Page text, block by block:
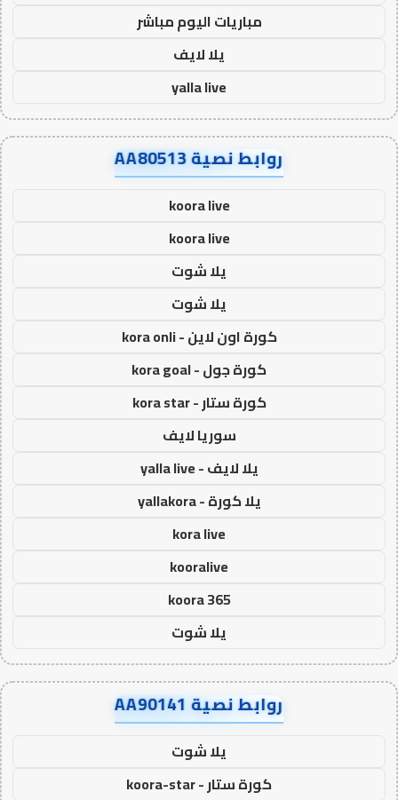
مباريات اليوم مباشر
يلا لايف
yalla live
روابط نصية AA80513
koora live
koora live
يلا شوت
يلا شوت
كورة اون لاين - kora onli
كورة جول - kora goal
كورة ستار - kora star
سوريا لايف
يلا لايف - yalla live
يلا كورة - yallakora
kora live
kooralive
koora 365
يلا شوت
روابط نصية AA90141
يلا شوت
كورة ستار - koora-star